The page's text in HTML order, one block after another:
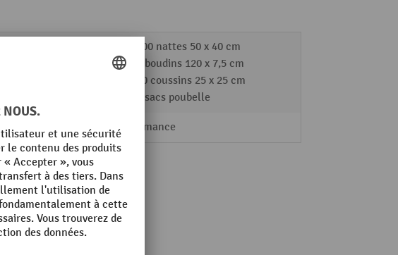
100 nattes 50 x 40 cm
7 boudins 120 x 7,5 cm
10 coussins 25 x 25 cm
5 sacs poubelle
Performance